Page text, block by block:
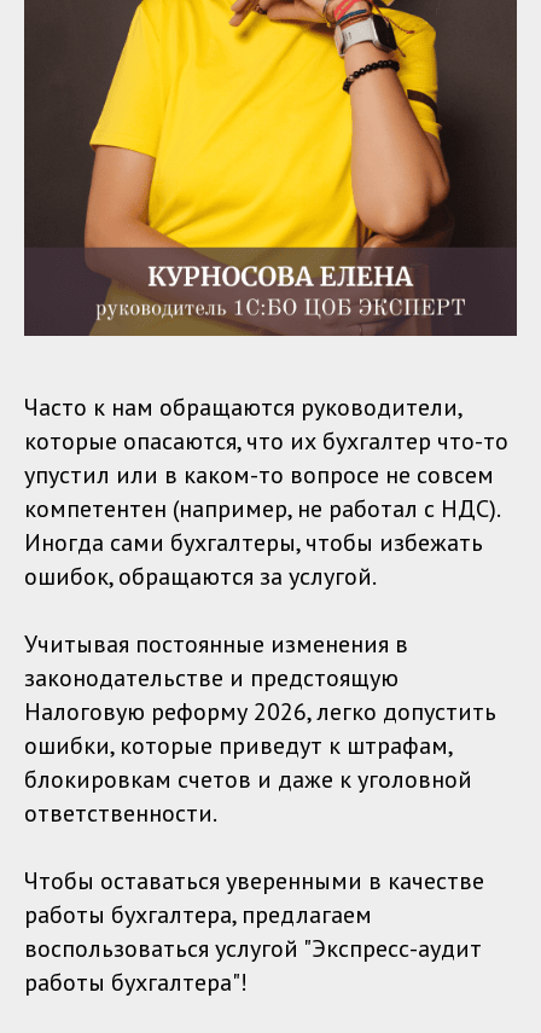
Часто к нам обращаются руководители,
которые опасаются, что их бухгалтер что-то
упустил или в каком-то вопросе не совсем
компетентен (например, не работал с НДС).
Иногда сами бухгалтеры, чтобы избежать
ошибок, обращаются за услугой.
Учитывая постоянные изменения в
законодательстве и предстоящую
Налоговую реформу 2026, легко допустить
ошибки, которые приведут к штрафам,
блокировкам счетов и даже к уголовной
ответственности.
Чтобы оставаться уверенными в качестве
работы бухгалтера, предлагаем
воспользоваться услугой "Экспресс-аудит
работы бухгалтера"!